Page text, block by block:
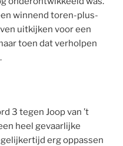
winnend toren-plus-
uitkijken voor een
toen dat verholpen
3 tegen Joop van ’t
heel gevaarlijke
erg oppassen